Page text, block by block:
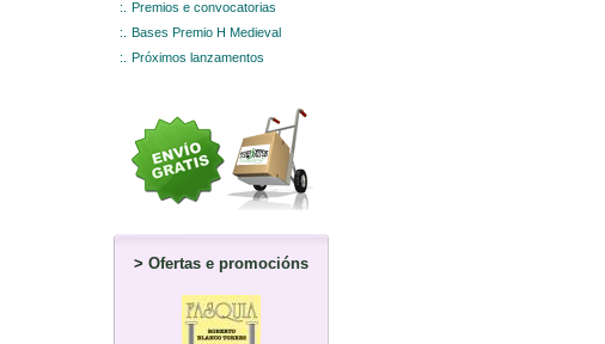
:.
Premios e convocatorias
:.
Bases Premio H Medieval
:.
Próximos lanzamentos
> Ofertas e promocións